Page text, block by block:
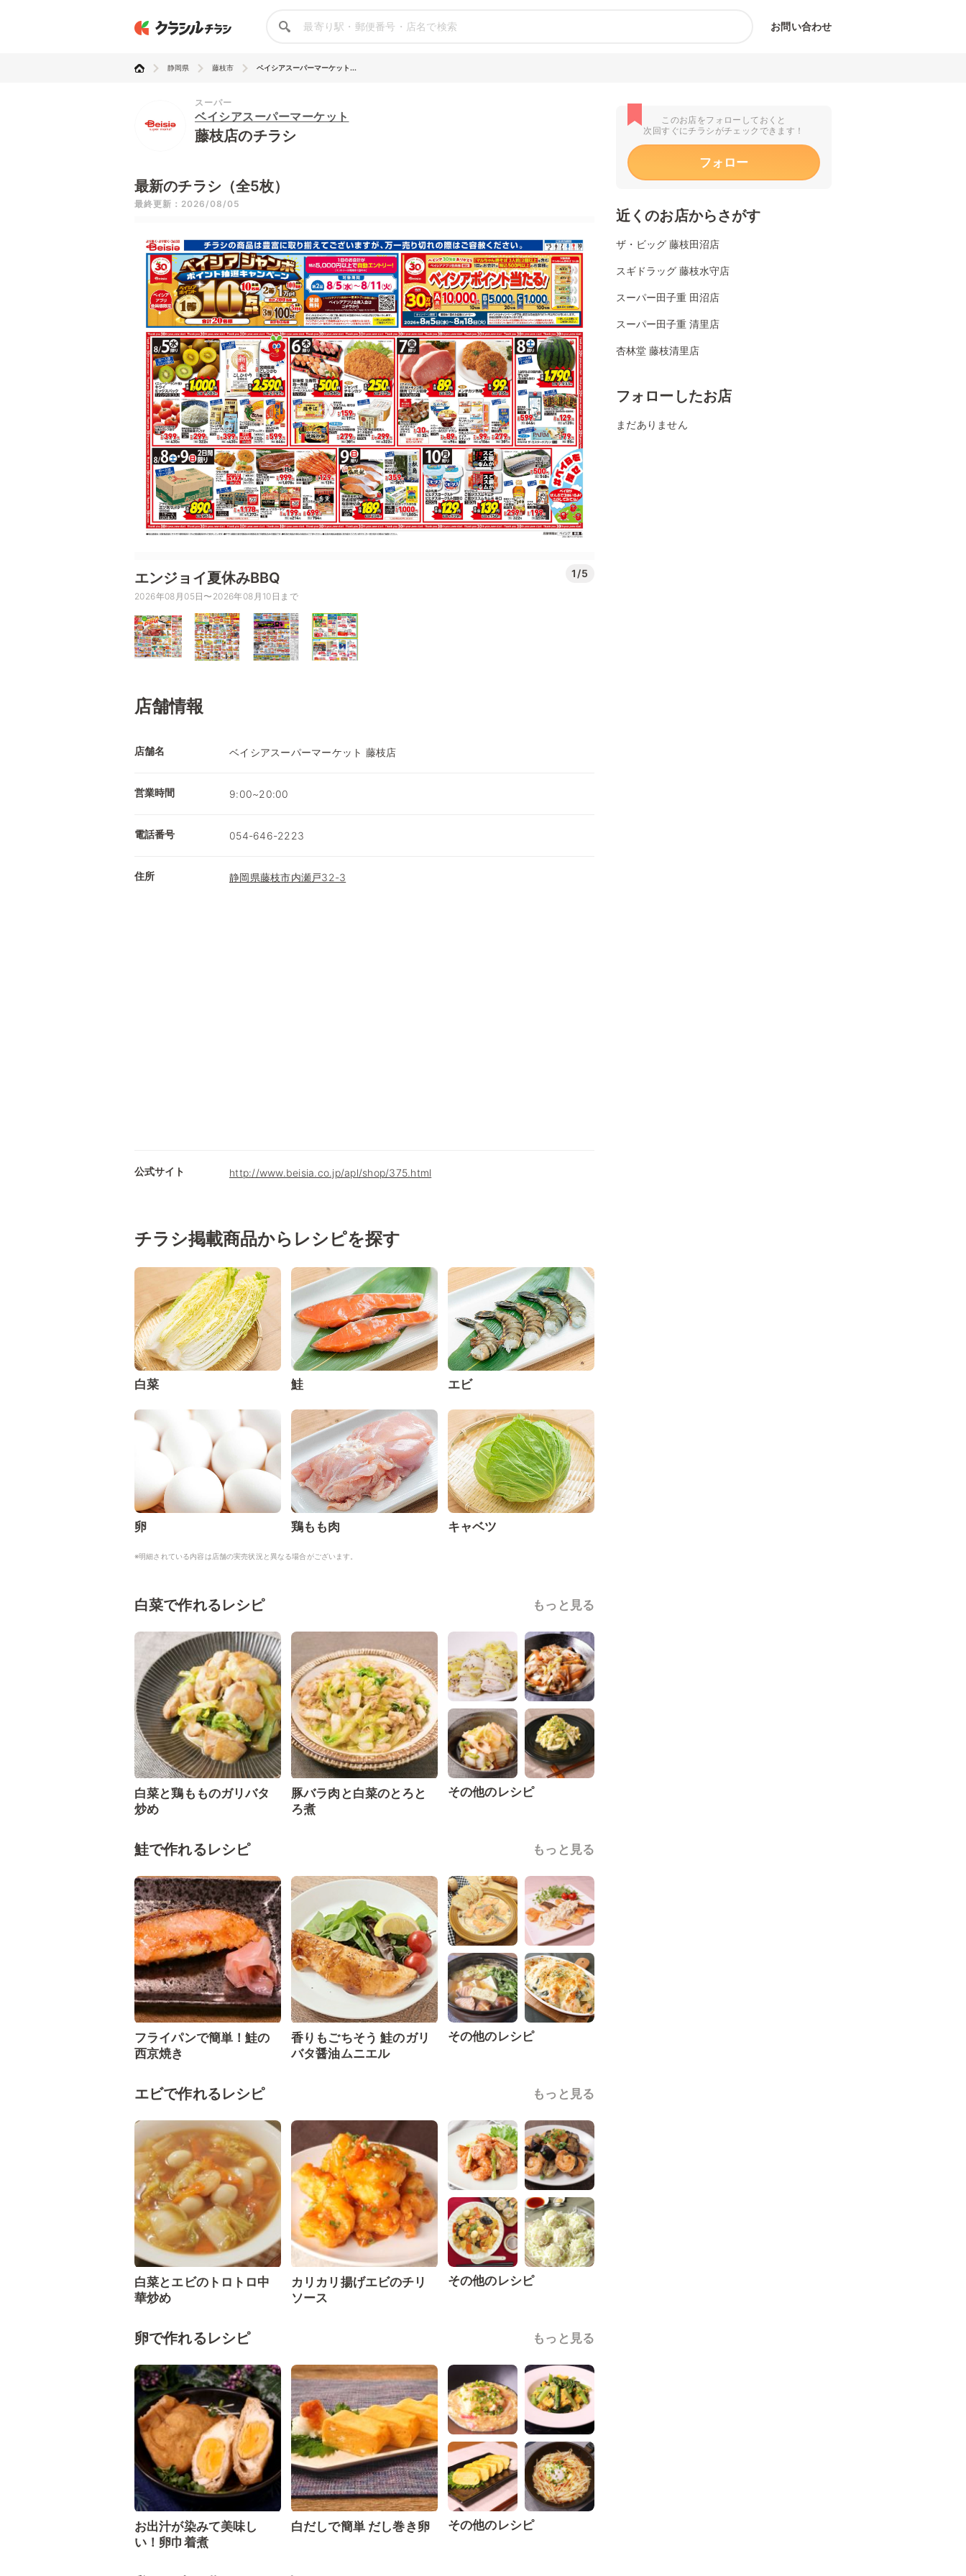
お問い合わせ
静岡県 藤枝市 ベイシアスーパーマーケット...
スーパー
ベイシアスーパーマーケット
藤枝店のチラシ
最新のチラシ（全5枚）
最終更新：2026/08/05
エンジョイ夏休みBBQ 1/5
2026年08月05日〜2026年08月10日まで
店舗情報
店舗名 ベイシアスーパーマーケット 藤枝店
営業時間 9:00~20:00
電話番号 054-646-2223
住所 静岡県藤枝市内瀬戸32-3
公式サイト http://www.beisia.co.jp/apl/shop/375.html
チラシ掲載商品からレシピを探す
白菜 鮭 エビ
卵 鶏もも肉 キャベツ
※明細されている内容は店舗の実売状況と異なる場合がございます。
白菜で作れるレシピ もっと見る
白菜と鶏もものガリバタ
炒め
豚バラ肉と白菜のとろと
ろ煮
その他のレシピ
鮭で作れるレシピ もっと見る
フライパンで簡単！鮭の
西京焼き
香りもごちそう 鮭のガリ
バタ醤油ムニエル
その他のレシピ
エビで作れるレシピ もっと見る
白菜とエビのトロトロ中
華炒め
カリカリ揚げエビのチリ
ソース
その他のレシピ
卵で作れるレシピ もっと見る
お出汁が染みて美味し
い！卵巾着煮
白だしで簡単 だし巻き卵 その他のレシピ
このお店をフォローしておくと
次回すぐにチラシがチェックできます！
フォロー
近くのお店からさがす
ザ・ビッグ 藤枝田沼店
スギドラッグ 藤枝水守店
スーパー田子重 田沼店
スーパー田子重 清里店
杏林堂 藤枝清里店
フォローしたお店
まだありません